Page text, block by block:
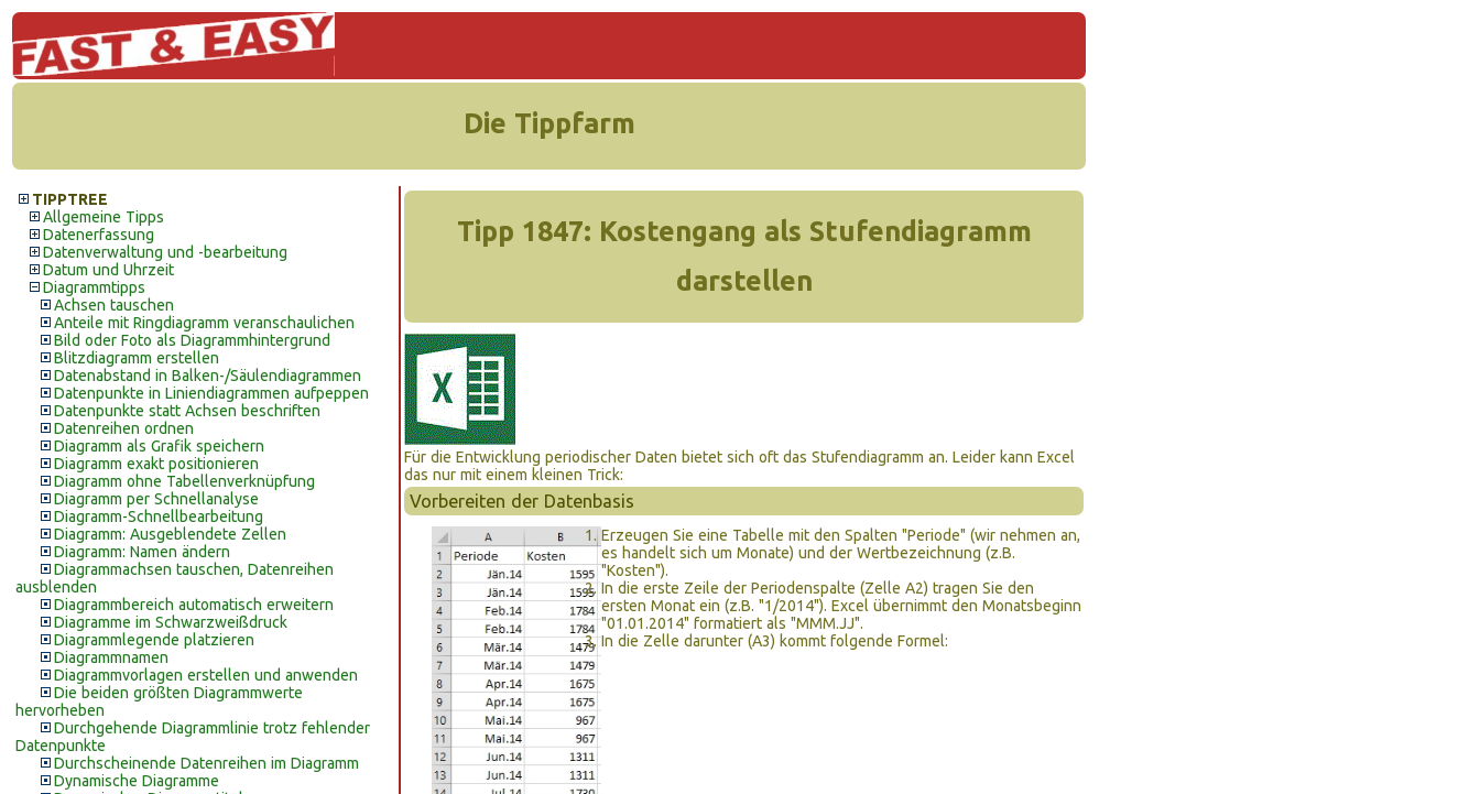
Die Tippfarm
TIPPTREE
Allgemeine Tipps
Datenerfassung
Datenverwaltung und -bearbeitung
Datum und Uhrzeit
Diagrammtipps
Achsen tauschen
Anteile mit Ringdiagramm veranschaulichen
Bild oder Foto als Diagrammhintergrund
Blitzdiagramm erstellen
Datenabstand in Balken-/Säulendiagrammen
Datenpunkte in Liniendiagrammen aufpeppen
Datenpunkte statt Achsen beschriften
Datenreihen ordnen
Diagramm als Grafik speichern
Diagramm exakt positionieren
Diagramm ohne Tabellenverknüpfung
Diagramm per Schnellanalyse
Diagramm-Schnellbearbeitung
Diagramm: Ausgeblendete Zellen
Diagramm: Namen ändern
Diagrammachsen tauschen, Datenreihen
ausblenden
Diagrammbereich automatisch erweitern
Diagramme im Schwarzweißdruck
Diagrammlegende platzieren
Diagrammnamen
Diagrammvorlagen erstellen und anwenden
Die beiden größten Diagrammwerte
hervorheben
Durchgehende Diagrammlinie trotz fehlender
Datenpunkte
Durchscheinende Datenreihen im Diagramm
Dynamische Diagramme
Tipp 1847: Kostengang als Stufendiagramm
darstellen
Für die Entwicklung periodischer Daten bietet sich oft das Stufendiagramm an. Leider kann Excel
das nur mit einem kleinen Trick:
Vorbereiten der Datenbasis
Erzeugen Sie eine Tabelle mit den Spalten "Periode" (wir nehmen an,
es handelt sich um Monate) und der Wertbezeichnung (z.B.
"Kosten").
In die erste Zeile der Periodenspalte (Zelle A2) tragen Sie den
ersten Monat ein (z.B. "1/2014"). Excel übernimmt den Monatsbeginn
"01.01.2014" formatiert als "MMM.JJ".
In die Zelle darunter (A3) kommt folgende Formel: